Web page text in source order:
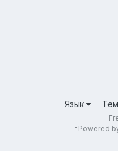
Язык
=Powered